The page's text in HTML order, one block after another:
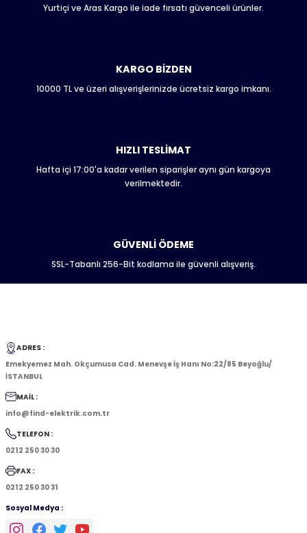
Ürün resmi kalitesiz, bozuk veya görüntülenemiyor.
Ürün fiyatı diğer sitelerden daha pahalı.
Bu ürüne benzer farklı alternatifler olmalı.
Gönder
Yurtiçi ve Aras Kargo ile iade fırsatı güvenceli ürünler.
KARGO BİZDEN
10000 TL ve üzeri alışverişlerinizde ücretsiz kargo imkanı.
HIZLI TESLİMAT
Hafta içi 17:00'a kadar verilen siparişler aynı gün kargoya
verilmektedir.
GÜVENLİ ÖDEME
SSL-Tabanlı 256-Bit kodlama ile güvenli alışveriş.
ADRES :
Emekyemez Mah. Okçumusa Cad. Menevşe İş Hanı No:22/85 Beyoğlu/
İSTANBUL
MAİL :
info@find-elektrik.com.tr
TELEFON :
0212 250 30 30
FAX :
0212 250 30 31
Sosyal Medya :